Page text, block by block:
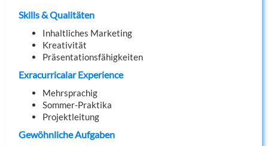
Skills & Qualitäten
Inhaltliches Marketing
Kreativität
Präsentationsfähigkeiten
Exracurricalar Experience
Mehrsprachig
Sommer-Praktika
Projektleitung
Gewöhnliche Aufgaben